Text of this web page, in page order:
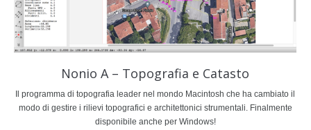
Nonio A – Topografia e Catasto
Il programma di topografia leader nel mondo Macintosh che ha cambiato il
modo di gestire i rilievi topografici e architettonici strumentali. Finalmente
disponibile anche per Windows!